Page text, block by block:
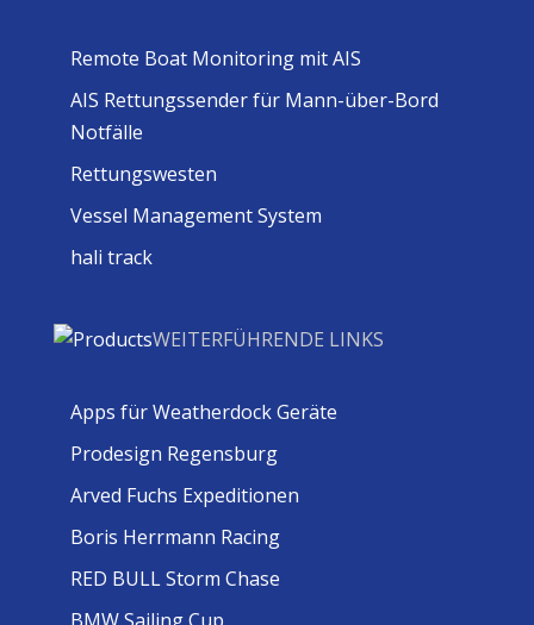
Remote Boat Monitoring mit AIS
AIS Rettungssender für Mann-über-Bord
Notfälle
Rettungswesten
Vessel Management System
hali track
WEITERFÜHRENDE LINKS
Apps für Weatherdock Geräte
Prodesign Regensburg
Arved Fuchs Expeditionen
Boris Herrmann Racing
RED BULL Storm Chase